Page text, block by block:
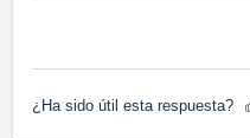
¿Ha sido útil esta respuesta?